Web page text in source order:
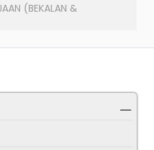
(BEKALAN &